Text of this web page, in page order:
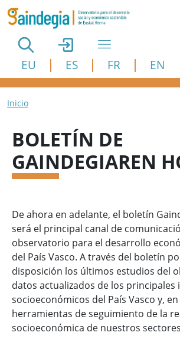
Pasar al contenido principal
EU ES FR EN
Ruta de navegación
Inicio
BOLETÍN DE
GAINDEGIAREN
De ahora en adelante, el boletín
será el principal canal de
observatorio para el desarrollo
del País Vasco. A través del boletín
disposición los últimos estudios del
datos actualizados de los principales
socioeconómicos del País Vasco y,
herramientas de seguimiento de la
socioeconómica de nuestros